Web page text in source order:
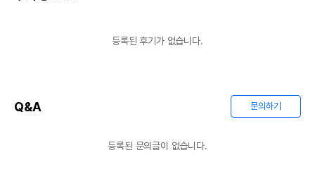
등록된 후기가 없습니다.
Q&A 문의하기
등록된 문의글이 없습니다.